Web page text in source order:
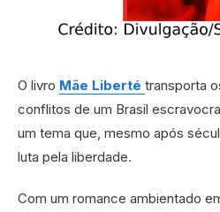
O livro Mãe Liberté transporta
conflitos de um Brasil
um tema que, mesmo após
luta pela liberdade.
Com um romance ambientado